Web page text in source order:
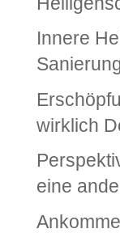
Innere
wirklich
eine